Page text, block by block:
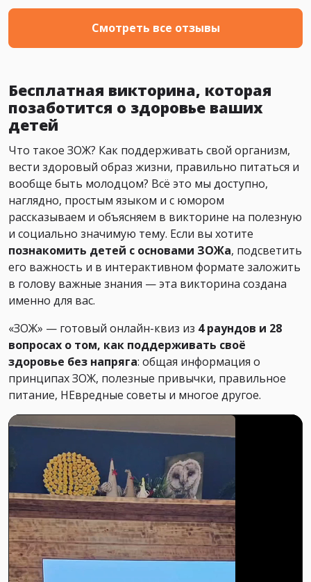
Смотреть все отзывы
Бесплатная викторина, которая
позаботится о здоровье ваших
детей
Что такое ЗОЖ? Как поддерживать свой организм,
вести здоровый образ жизни, правильно питаться и
вообще быть молодцом? Всё это мы доступно,
наглядно, простым языком и с юмором
рассказываем и объясняем в викторине на полезную
и социально значимую тему. Если вы хотите
познакомить детей с основами ЗОЖа, подсветить
его важность и в интерактивном формате заложить
в голову важные знания — эта викторина создана
именно для вас.
«ЗОЖ» — готовый онлайн-квиз из 4 раундов и 28
вопросах о том, как поддерживать своё
здоровье без напряга: общая информация о
принципах ЗОЖ, полезные привычки, правильное
питание, НЕвредные советы и многое другое.